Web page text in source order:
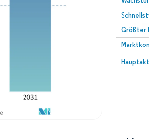
Größter
Bild ©
© Mordor Intelligence. Wiederverwendung erfordert